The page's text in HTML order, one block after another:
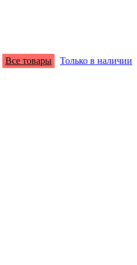
Все товары Только в наличии